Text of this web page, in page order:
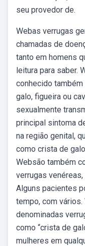
seu provedor de.
Webas verrugas
chamadas de
tanto em homens
leitura para saber.
conhecido
galo, figueira ou
sexualmente
principal sintoma
na região genital,
como crista de
Websão também
verrugas
Alguns pacientes
tempo, com
denominadas
como “crista de
mulheres em